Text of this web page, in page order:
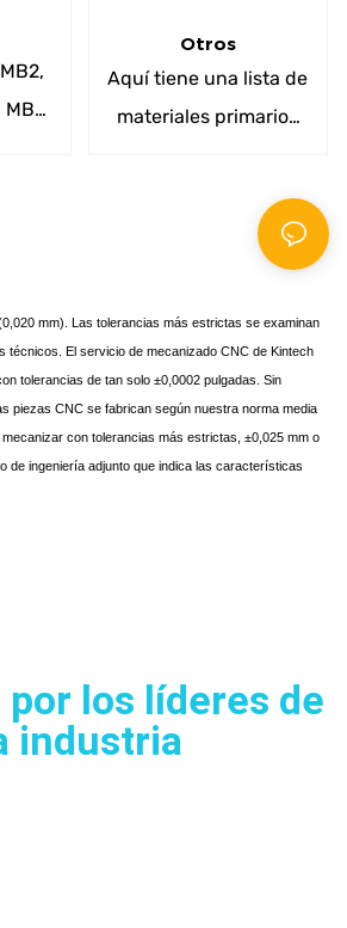
Otros
Aquí tiene una lista de
materiales primarios
especificación
especial sobre el
infórmenos.
mm). Las tolerancias más estrictas se examinan
técnicos. El servicio de mecanizado CNC de Kintech
tolerancias de tan solo ±0,0002 pulgadas. Sin
piezas CNC se fabrican según nuestra norma media
con tolerancias más estrictas, ±0,025 mm o
de ingeniería adjunto que indica las características
los líderes de
industria